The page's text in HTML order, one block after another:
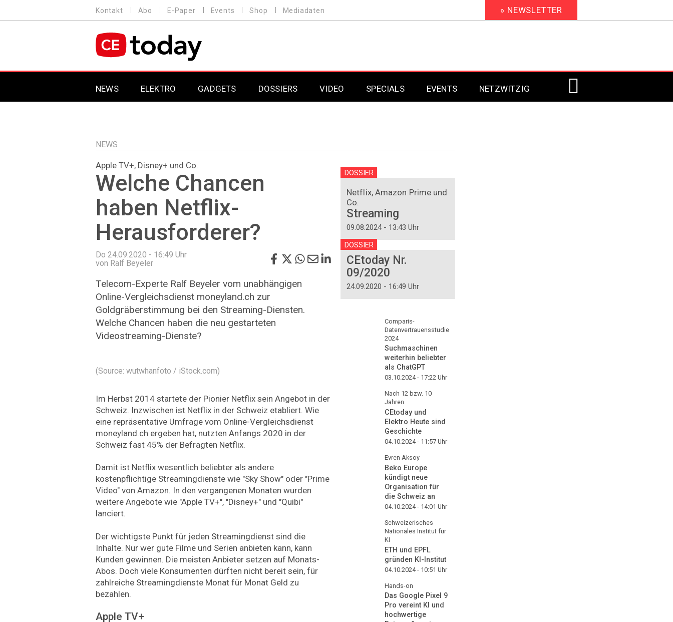
zum
MENU
Kontakt Abo E-Paper Events Shop Mediadaten » NEWSLETTER
MAIN NAVIGATION
NEWS ELEKTRO GADGETS DOSSIERS
DAB+
VIDEO SPECIALS
Professional AV & Digital Signage 2021
Professional AV & Digital Signage 2020
Professional AV & Digital Signage 2019
EVENTS NETZWITZIG
NEWS
Apple TV+, Disney+ und Co.
Welche Chancen
haben Netflix-
Herausforderer?
Do 24.09.2020 - 16:49 Uhr
von Ralf Beyeler
Telecom-Experte Ralf Beyeler vom unabhängigen
Online-Vergleichsdienst moneyland.ch zur
Goldgräberstimmung bei den Streaming-Diensten.
Welche Chancen haben die neu gestarteten
Videostreaming-Dienste?
(Source: wutwhanfoto / iStock.com)
Im Herbst 2014 startete der Pionier Netflix sein Angebot in der
Schweiz. Inzwischen ist Netflix in der Schweiz etabliert. Wie
eine repräsentative Umfrage vom Online-Vergleichsdienst
moneyland.ch ergeben hat, nutzten Anfangs 2020 in der
Schweiz fast 45% der Befragten Netflix.
Damit ist Netflix wesentlich beliebter als andere
kostenpflichtige Streamingdienste wie "Sky Show" oder "Prime
Video" von Amazon. In den vergangenen Monaten wurden
weitere Angebote wie "Apple TV+", "Disney+" und "Quibi"
lanciert.
Der wichtigste Punkt für jeden Streamingdienst sind die
Inhalte. Nur wer gute Filme und Serien anbieten kann, kann
Kunden gewinnen. Die meisten Anbieter setzen auf Monats-
Abos. Doch viele Konsumenten dürften nicht bereit sein, für
zahlreiche Streamingdienste Monat für Monat Geld zu
bezahlen.
Apple TV+
DOSSIER
Netflix, Amazon Prime und
Co.
Streaming
09.08.2024 - 13:43 Uhr
DOSSIER
CEtoday Nr.
09/2020
24.09.2020 - 16:49 Uhr
Comparis-
Datenvertrauensstudie
2024
Suchmaschinen
weiterhin beliebter
als ChatGPT
03.10.2024 - 17:22 Uhr
Nach 12 bzw. 10
Jahren
CEtoday und
Elektro Heute sind
Geschichte
04.10.2024 - 11:57 Uhr
Evren Aksoy
Beko Europe
kündigt neue
Organisation für
die Schweiz an
04.10.2024 - 14:01 Uhr
Schweizerisches
Nationales Institut für
KI
ETH und EPFL
gründen KI-Institut
04.10.2024 - 10:51 Uhr
Hands-on
Das Google Pixel 9
Pro vereint KI und
hochwertige